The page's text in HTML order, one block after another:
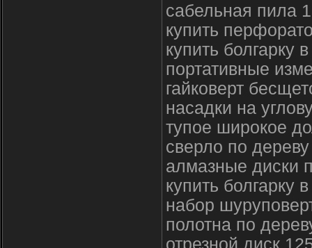
сабельная пила
купить
купить болгарку
портативные
гайковерт
насадки на
тупое широкое
сверло по
алмазные диски
купить болгарку
набор
полотна по
отрезной диск